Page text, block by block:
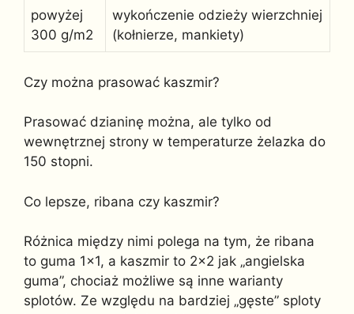
powyżej
300 g/m2
wykończenie odzieży wierzchniej
(kołnierze, mankiety)
Czy można prasować kaszmir?
Prasować dzianinę można, ale tylko od
wewnętrznej strony w temperaturze żelazka do
150 stopni.
Co lepsze, ribana czy kaszmir?
Różnica między nimi polega na tym, że ribana
to guma 1×1, a kaszmir to 2×2 jak „angielska
guma”, chociaż możliwe są inne warianty
splotów. Ze względu na bardziej „gęste” sploty